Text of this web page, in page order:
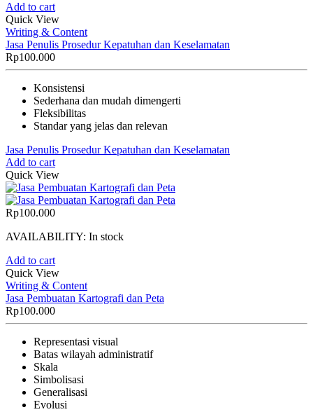
Add to cart
Quick View
Writing & Content
Jasa Penulis Prosedur Kepatuhan dan Keselamatan
Rp100.000
Konsistensi
Sederhana dan mudah dimengerti
Fleksibilitas
Standar yang jelas dan relevan
Jasa Penulis Prosedur Kepatuhan dan Keselamatan
Add to cart
Quick View
Rp100.000
AVAILABILITY: In stock
Add to cart
Quick View
Writing & Content
Jasa Pembuatan Kartografi dan Peta
Rp100.000
Representasi visual
Batas wilayah administratif
Skala
Simbolisasi
Generalisasi
Evolusi